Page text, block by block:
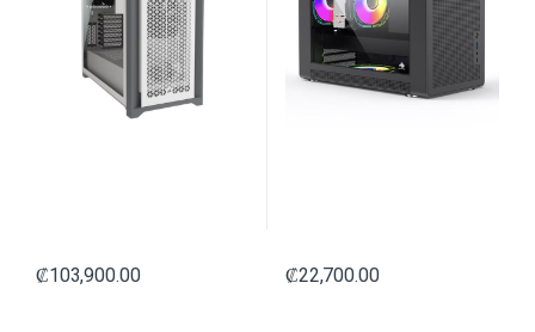
₡103,900.00 ₡22,700.00